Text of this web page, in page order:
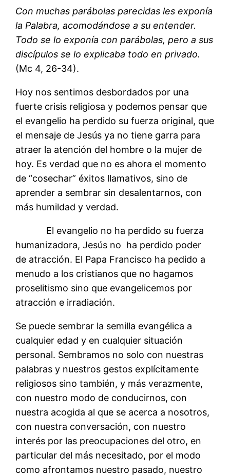
Con muchas parábolas parecidas les exponía
la Palabra, acomodándose a su entender.
Todo se lo exponía con parábolas, pero a sus
discípulos se lo explicaba todo en privado.
(Mc 4, 26-34).
Hoy nos sentimos desbordados por una
fuerte crisis religiosa y podemos pensar que
el evangelio ha perdido su fuerza original, que
el mensaje de Jesús ya no tiene garra para
atraer la atención del hombre o la mujer de
hoy. Es verdad que no es ahora el momento
de “cosechar” éxitos llamativos, sino de
aprender a sembrar sin desalentarnos, con
más humildad y verdad.
El evangelio no ha perdido su fuerza
humanizadora, Jesús no ha perdido poder
de atracción. El Papa Francisco ha pedido a
menudo a los cristianos que no hagamos
proselitismo sino que evangelicemos por
atracción e irradiación.
Se puede sembrar la semilla evangélica a
cualquier edad y en cualquier situación
personal. Sembramos no solo con nuestras
palabras y nuestros gestos explícitamente
religiosos sino también, y más verazmente,
con nuestro modo de conducirnos, con
nuestra acogida al que se acerca a nosotros,
con nuestra conversación, con nuestro
interés por las preocupaciones del otro, en
particular del más necesitado, por el modo
como afrontamos nuestro pasado, nuestro